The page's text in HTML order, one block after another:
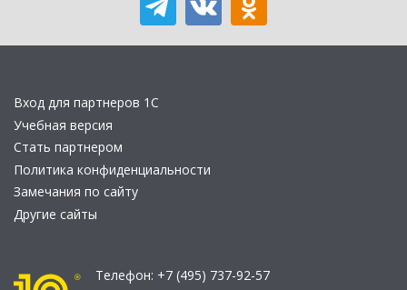
Вход для партнеров 1С
Учебная версия
Стать партнером
Политика конфиденциальности
Замечания по сайту
Другие сайты
Телефон: +7 (495) 737-92-57